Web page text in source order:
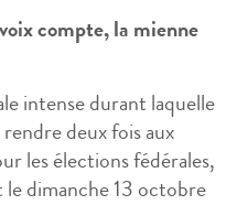
compte, la mienne
intense durant laquelle
rendre deux fois aux
les élections fédérales,
le dimanche 13 octobre